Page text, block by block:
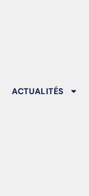
ACTUALITÉS